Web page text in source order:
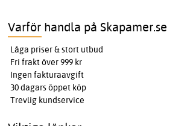
Varför handla på Skapamer.se
Låga priser & stort utbud
Fri frakt över 999 kr
Ingen fakturaavgift
30 dagars öppet köp
Trevlig kundservice